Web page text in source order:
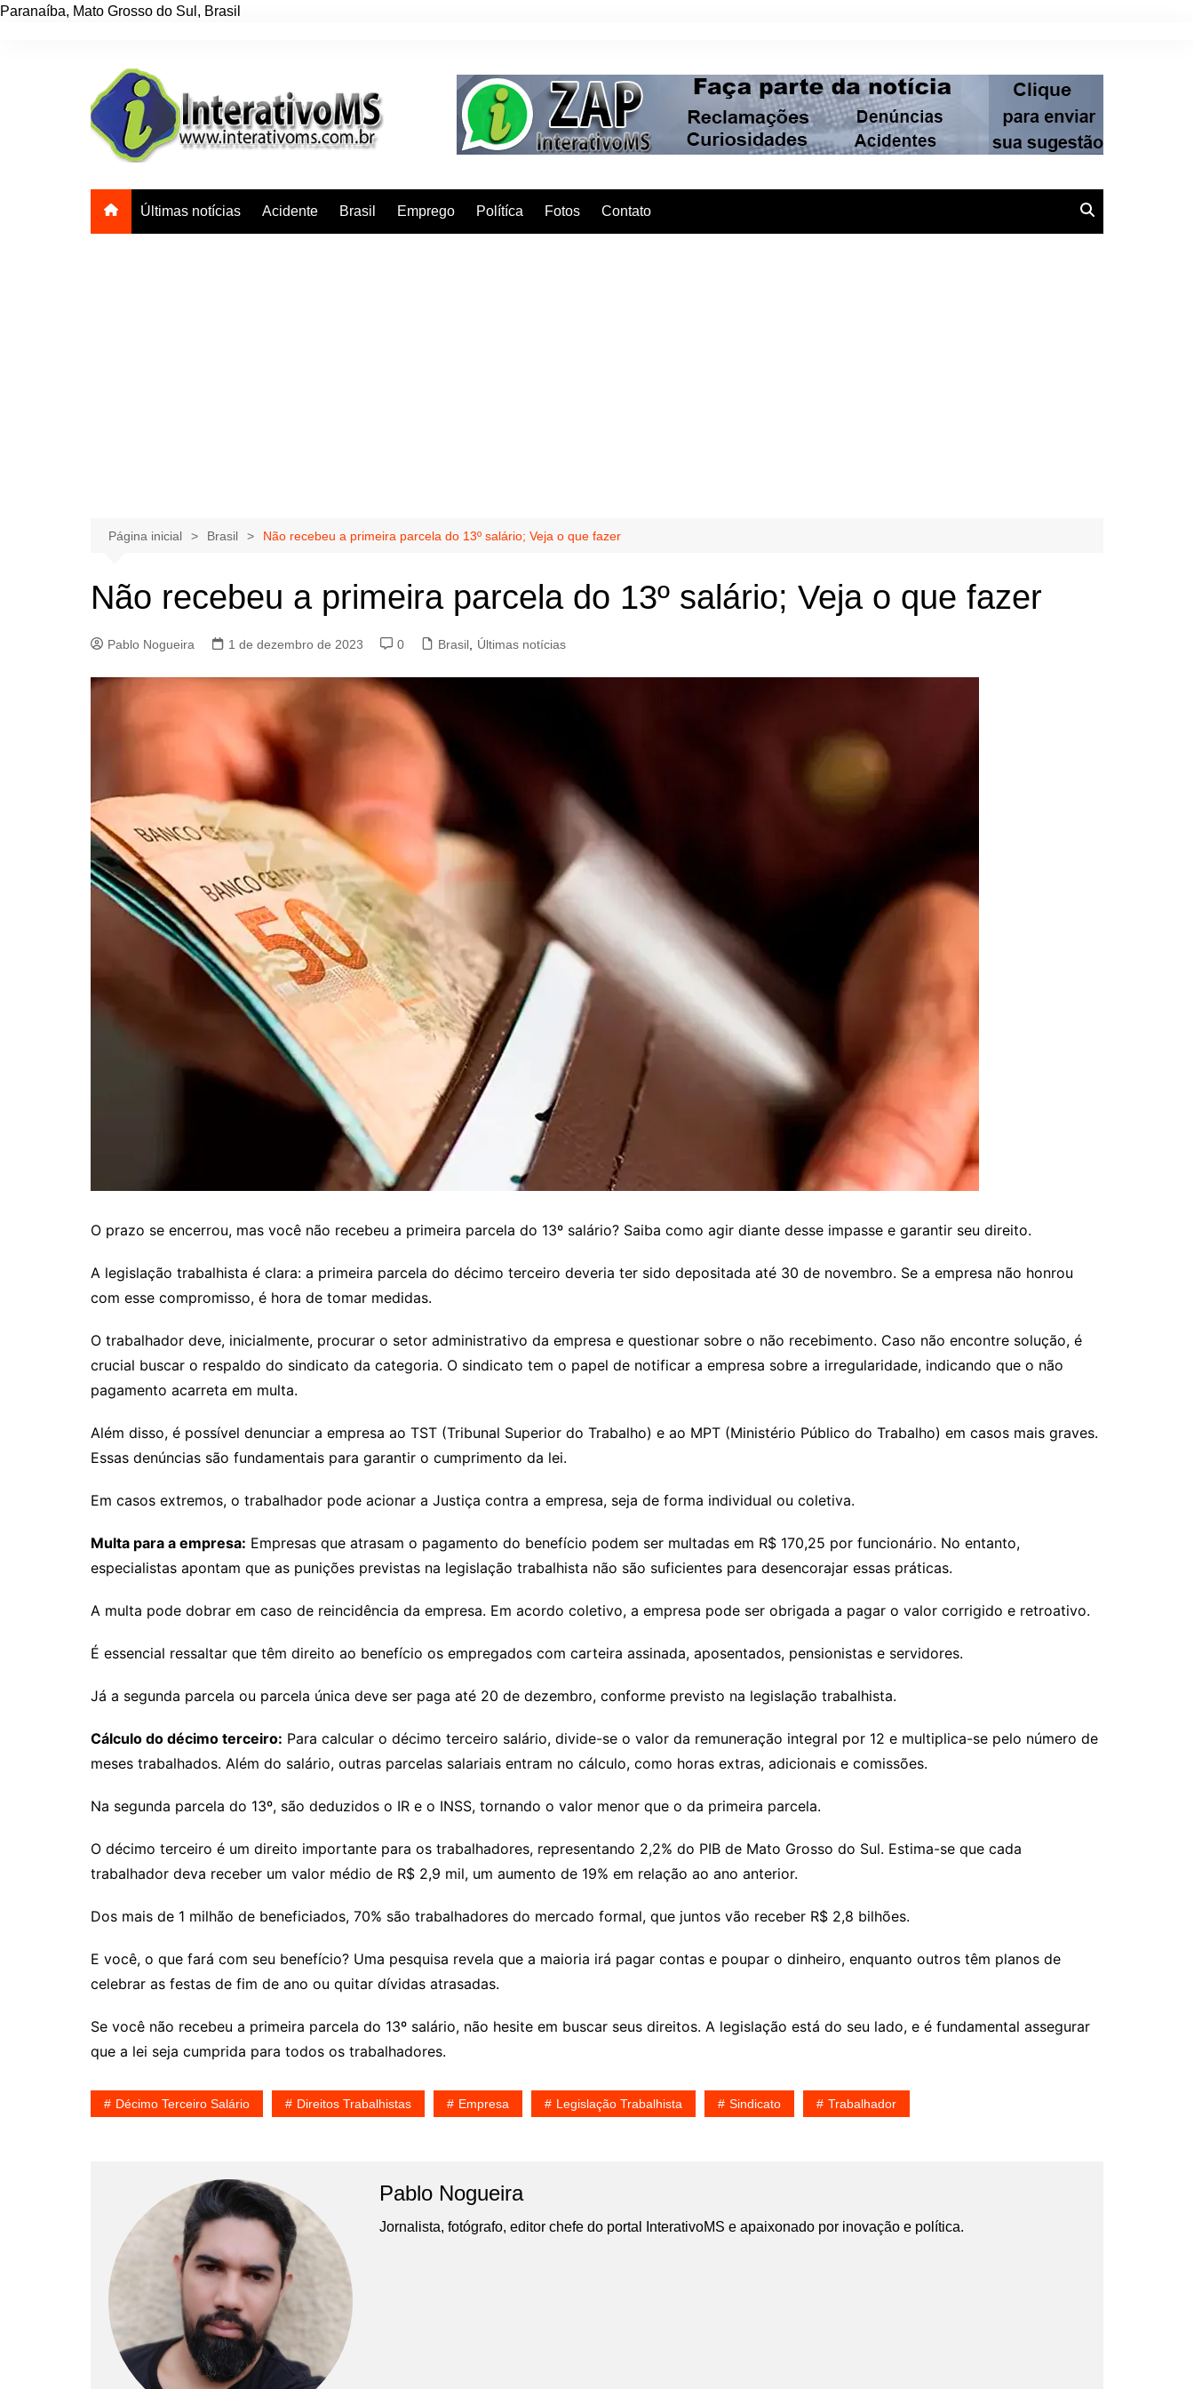
Paranaíba, Mato Grosso do Sul , Brasil
Últimas notícias Acidente Brasil Emprego Polítíca Fotos Contato
Página inicial Brasil Não recebeu a primeira parcela do 13º salário; Veja o que fazer
Não recebeu a primeira parcela do 13º salário; Veja o que fazer
Pablo Nogueira 1 de dezembro de 2023 0 Brasil Últimas notícias
O prazo se encerrou, mas você não recebeu a primeira parcela do 13º salário? Saiba como agir diante desse impasse e garantir seu direito.
A legislação trabalhista é clara: a primeira parcela do décimo terceiro deveria ter sido depositada até 30 de novembro. Se a empresa não honrou
com esse compromisso, é hora de tomar medidas.
O trabalhador deve, inicialmente, procurar o setor administrativo da empresa e questionar sobre o não recebimento. Caso não encontre solução, é
crucial buscar o respaldo do sindicato da categoria. O sindicato tem o papel de notificar a empresa sobre a irregularidade, indicando que o não
pagamento acarreta em multa.
Além disso, é possível denunciar a empresa ao TST (Tribunal Superior do Trabalho) e ao MPT (Ministério Público do Trabalho) em casos mais graves.
Essas denúncias são fundamentais para garantir o cumprimento da lei.
Em casos extremos, o trabalhador pode acionar a Justiça contra a empresa, seja de forma individual ou coletiva.
Multa para a empresa: Empresas que atrasam o pagamento do benefício podem ser multadas em R$ 170,25 por funcionário. No entanto,
especialistas apontam que as punições previstas na legislação trabalhista não são suficientes para desencorajar essas práticas.
A multa pode dobrar em caso de reincidência da empresa. Em acordo coletivo, a empresa pode ser obrigada a pagar o valor corrigido e retroativo.
É essencial ressaltar que têm direito ao benefício os empregados com carteira assinada, aposentados, pensionistas e servidores.
Já a segunda parcela ou parcela única deve ser paga até 20 de dezembro, conforme previsto na legislação trabalhista.
Cálculo do décimo terceiro: Para calcular o décimo terceiro salário, divide-se o valor da remuneração integral por 12 e multiplica-se pelo número de
meses trabalhados. Além do salário, outras parcelas salariais entram no cálculo, como horas extras, adicionais e comissões.
Na segunda parcela do 13º, são deduzidos o IR e o INSS, tornando o valor menor que o da primeira parcela.
O décimo terceiro é um direito importante para os trabalhadores, representando 2,2% do PIB de Mato Grosso do Sul. Estima-se que cada
trabalhador deva receber um valor médio de R$ 2,9 mil, um aumento de 19% em relação ao ano anterior.
Dos mais de 1 milhão de beneficiados, 70% são trabalhadores do mercado formal, que juntos vão receber R$ 2,8 bilhões.
E você, o que fará com seu benefício? Uma pesquisa revela que a maioria irá pagar contas e poupar o dinheiro, enquanto outros têm planos de
celebrar as festas de fim de ano ou quitar dívidas atrasadas.
Se você não recebeu a primeira parcela do 13º salário, não hesite em buscar seus direitos. A legislação está do seu lado, e é fundamental assegurar
que a lei seja cumprida para todos os trabalhadores.
Décimo Terceiro Salário Direitos Trabalhistas Empresa Legislação Trabalhista Sindicato Trabalhador
Pablo Nogueira
Jornalista, fotógrafo, editor chefe do portal InterativoMS e apaixonado por inovação e política.